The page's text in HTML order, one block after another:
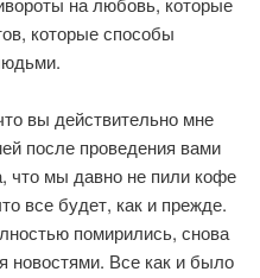
которые способы
вы действительно мне
после проведения вами
что мы давно не пили кофе
все будет, как и прежде.
помирились, снова
новостями. Все как и было